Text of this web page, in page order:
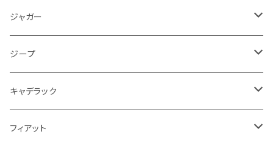
ミニ
シトロエン
フィアット
クライスラー
アストンマーティン
プジョー
ルノー
サーブ
ジープ
ランドローバー
ロータス
メルセデス ベンツ
ドライブシャフト
サスペンション
マフラー
ライト系
灰皿・ゴミ箱
ドリンクホルダー
携帯・スマホホルダー
クッション
ギアシフト系
バイク 収納
バイク ハンドル系
ハンドガード
スロットル
シートカバー
バイク その他
トランクマット
タイヤ回り
泥除け
ホイール
フロントバンパー回り
グリル
ライト系
クーラント
フェンダー
ワイパー
トランクマット
ドア回り
アンチロックブレーキ
冷却系
クーラント
タンク系
ケーブル系
エンジン系
運転席周り
アームレスト
ドア回り
ワイパー
排気系
ガスケット
ダッシュボード
その他
ライト系
ドア回り
ワイパー
フロアマット
ワイパー
ジャガー
フロアマット
ジープ
フロアマット
収納用品
キャデラック
フロアマット
フィアット